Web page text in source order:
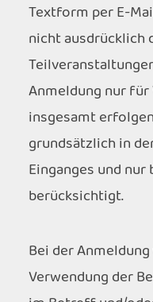
Textform per E-
nicht ausdrücklich
Anmeldung nur
insgesamt
grundsätzlich in
Einganges und
berücksichtigt.
Bei der
Verwendung der